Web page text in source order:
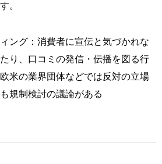
。
ング：消費者に宣伝と気づかれな
り、口コミの発信・伝播を図る行
米の業界団体などでは反対の立場
規制検討の議論がある